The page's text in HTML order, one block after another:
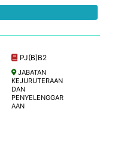
PJ(B)B2
JABATAN
KEJURUTERAAN
DAN
PENYELENGGAR
AAN